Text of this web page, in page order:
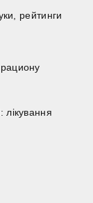
рейтинги
лікування